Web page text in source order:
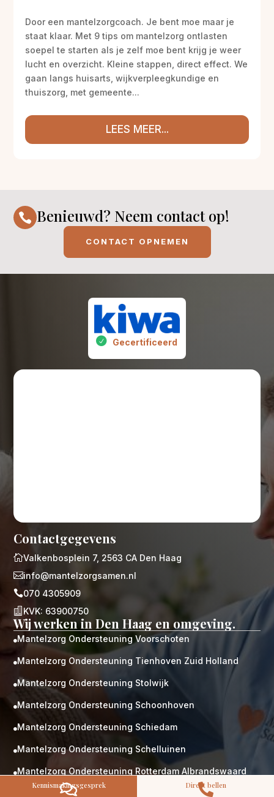
Door een mantelzorgcoach. Je bent moe maar je
staat klaar. Met 9 tips om mantelzorg ontlasten
soepel te starten als je zelf moe bent krijg je weer
lucht en overzicht. Kleine stappen, direct effect. We
gaan langs huisarts, wijkverpleegkundige en
thuiszorg, met gemeente...
LEES MEER...
 Benieuwd? Neem contact op!
CONTACT OPNEMEN
Gecertificeerd
Gratis
kennismaking?
M
Neem vrijblijvend contact op!
Zorg op maat
Persoonlijke zorgplan
Geen lange wachtlijsten
Altijd vertrouwde gezichten
Contact opnemen
Contactgegevens
Valkenbosplein 7, 2563 CA Den Haag
info@mantelzorgsamen.nl
070 4305909
 KVK: 63900750
Wij werken in Den Haag en omgeving.
 Mantelzorg Ondersteuning Voorschoten
 Mantelzorg Ondersteuning Tienhoven Zuid Holland
 Mantelzorg Ondersteuning Stolwijk
 Mantelzorg Ondersteuning Schoonhoven
 Mantelzorg Ondersteuning Schiedam
 Mantelzorg Ondersteuning Schelluinen
 Mantelzorg Ondersteuning Rotterdam Albrandswaard
Mantelzorg Ondersteuning Rockanje

Kennismakingsgesprek 
Direct bellen